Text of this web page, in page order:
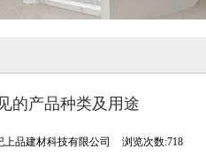
的产品种类及用途
上品建材科技有限公司 浏览次数:718